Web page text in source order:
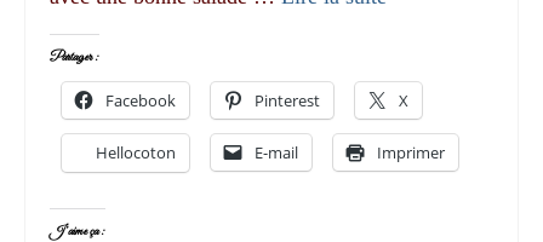
Partager :
Facebook Pinterest X
Hellocoton E-mail Imprimer
J’aime ça :